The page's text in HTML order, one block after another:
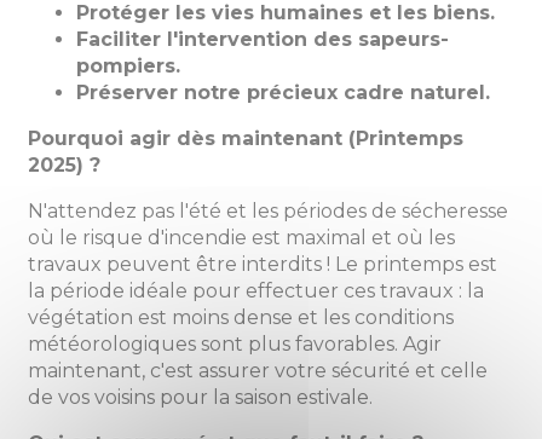
Protéger les vies humaines et les biens.
Faciliter l'intervention des sapeurs-
pompiers.
Préserver notre précieux cadre naturel.
Pourquoi agir dès maintenant (Printemps
2025) ?
N'attendez pas l'été et les périodes de sécheresse
où le risque d'incendie est maximal et où les
travaux peuvent être interdits ! Le printemps est
la période idéale pour effectuer ces travaux : la
végétation est moins dense et les conditions
météorologiques sont plus favorables. Agir
maintenant, c'est assurer votre sécurité et celle
de vos voisins pour la saison estivale.